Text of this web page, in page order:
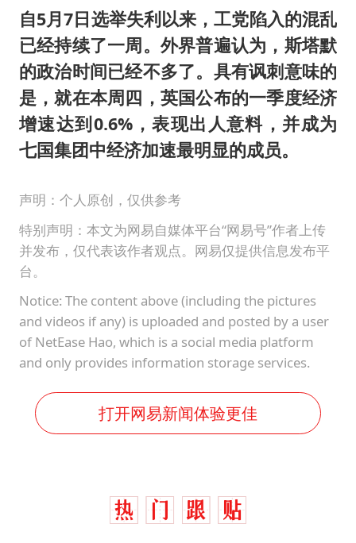
自5月7日选举失利以来，工党陷入的混乱
已经持续了一周。外界普遍认为，斯塔默
的政治时间已经不多了。具有讽刺意味的
是，就在本周四，英国公布的一季度经济
增速达到0.6%，表现出人意料，并成为
七国集团中经济加速最明显的成员。
声明：个人原创，仅供参考
特别声明：本文为网易自媒体平台“网易号”作者上传
并发布，仅代表该作者观点。网易仅提供信息发布平
台。
Notice: The content above (including the pictures
and videos if any) is uploaded and posted by a user
of NetEase Hao, which is a social media platform
and only provides information storage services.
打开网易新闻体验更佳